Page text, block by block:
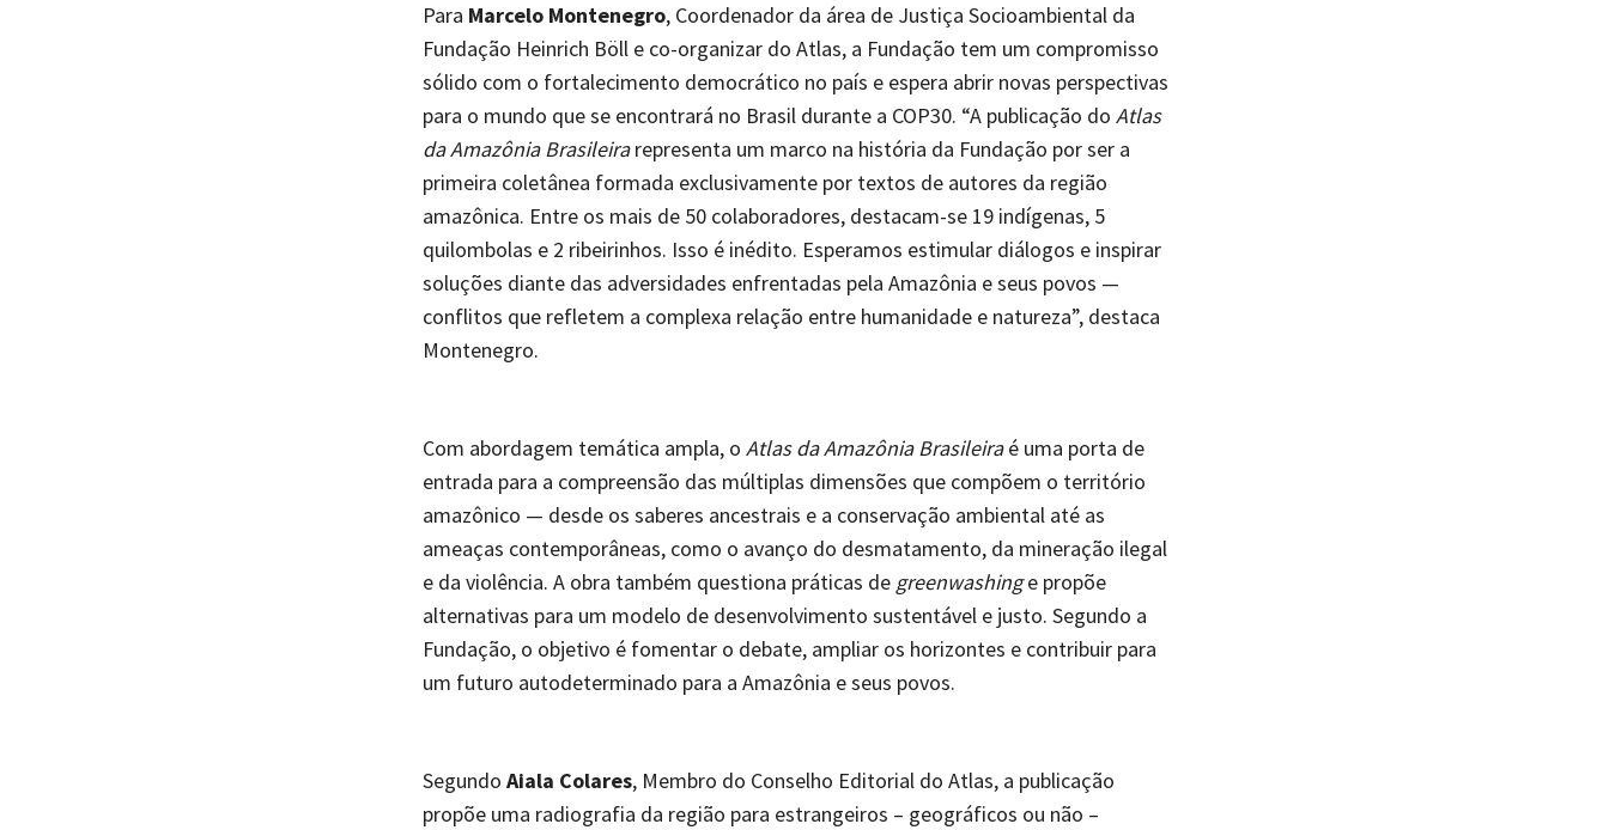
Para Marcelo Montenegro, Coordenador da área de Justiça Socioambiental da
Fundação Heinrich Böll e co-organizar do Atlas, a Fundação tem um compromisso
sólido com o fortalecimento democrático no país e espera abrir novas perspectivas
para o mundo que se encontrará no Brasil durante a COP30. “A publicação do Atlas
da Amazônia Brasileirarepresenta um marco na história da Fundação por ser a
primeira coletânea formada exclusivamente por textos de autores da região
amazônica. Entre os mais de 50 colaboradores, destacam-se 19 indígenas, 5
quilombolas e 2 ribeirinhos. Isso é inédito. Esperamos estimular diálogos e inspirar
soluções diante das adversidades enfrentadas pela Amazônia e seus povos —
conflitos que refletem a complexa relação entre humanidade e natureza”, destaca
Montenegro.
Com abordagem temática ampla, o Atlas da Amazônia Brasileiraé uma porta de
entrada para a compreensão das múltiplas dimensões que compõem o território
amazônico — desde os saberes ancestrais e a conservação ambiental até as
ameaças contemporâneas, como o avanço do desmatamento, da mineração ilegal
e da violência. A obra também questiona práticas de greenwashinge propõe
alternativas para um modelo de desenvolvimento sustentável e justo. Segundo a
Fundação, o objetivo é fomentar o debate, ampliar os horizontes e contribuir para
um futuro autodeterminado para a Amazônia e seus povos.
Segundo Aiala Colares, Membro do Conselho Editorial do Atlas, a publicação
propõe uma radiografia da região para estrangeiros – geográficos ou não –